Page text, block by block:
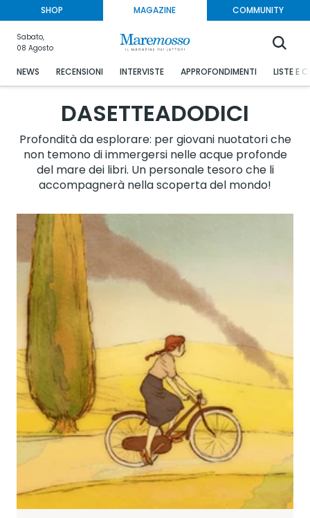
SHOP MAGAZINE COMMUNITY
Sabato,
08 Agosto
NEWS RECENSIONI INTERVISTE APPROFONDIMENTI LISTE E
DASETTEADODICI
Profondità da esplorare: per giovani nuotatori che
non temono di immergersi nelle acque profonde
del mare dei libri. Un personale tesoro che li
accompagnerà nella scoperta del mondo!